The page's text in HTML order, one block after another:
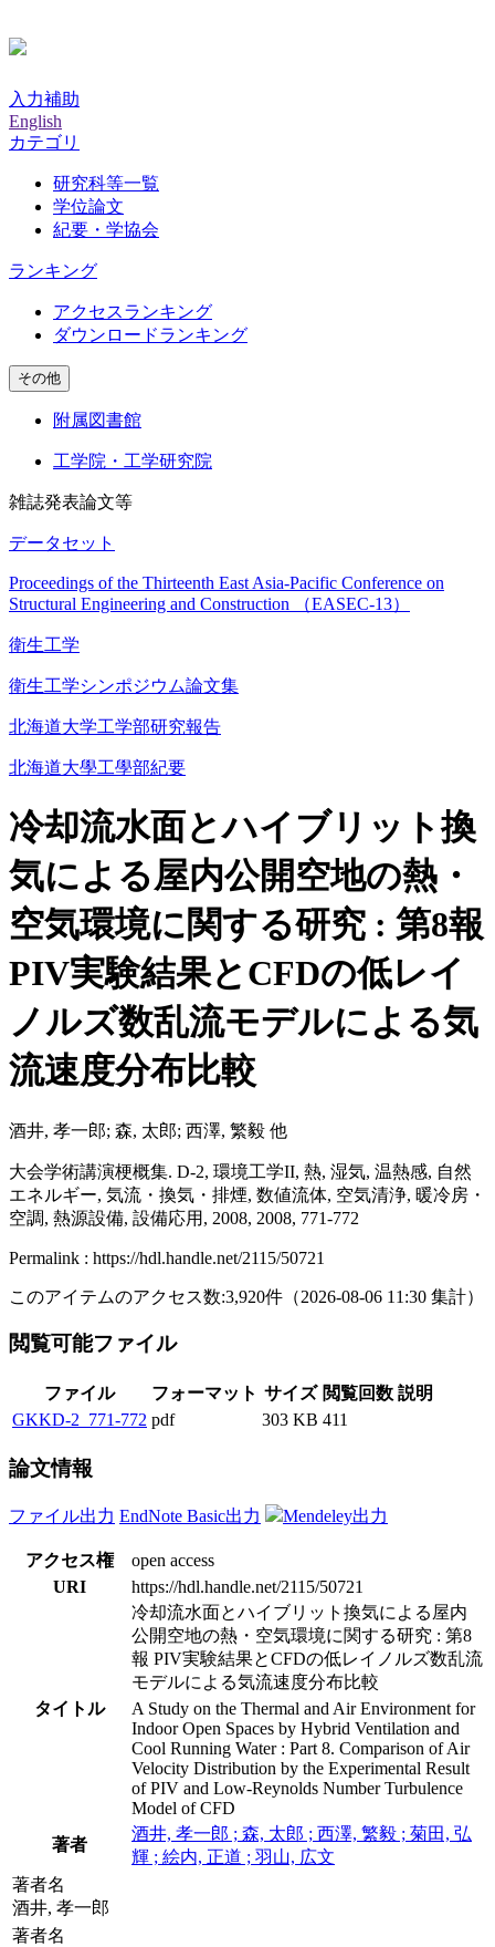
入力補助
English
カテゴリ
研究科等一覧
学位論文
紀要・学協会
ランキング
アクセスランキング
ダウンロードランキング
その他
附属図書館
工学院・工学研究院
雑誌発表論文等
データセット
Proceedings of the Thirteenth East Asia-Pacific Conference on
Structural Engineering and Construction （EASEC-13）
衛生工学
衛生工学シンポジウム論文集
北海道大学工学部研究報告
北海道大學工學部紀要
冷却流水面とハイブリット換
気による屋内公開空地の熱・
空気環境に関する研究 : 第8報
PIV実験結果とCFDの低レイ
ノルズ数乱流モデルによる気
流速度分布比較
酒井, 孝一郎; 森, 太郎; 西澤, 繁毅 他
大会学術講演梗概集. D-2, 環境工学II, 熱, 湿気, 温熱感, 自然
エネルギー, 気流・換気・排煙, 数値流体, 空気清浄, 暖冷房・
空調, 熱源設備, 設備応用, 2008, 2008, 771-772
Permalink : https://hdl.handle.net/2115/50721
このアイテムのアクセス数:3,920件 （2026-08-06 11:30 集計）
閲覧可能ファイル
ファイル フォーマット サイズ 閲覧回数 説明
GKKD-2_771-772 pdf 303 KB 411
論文情報
ファイル出力 EndNote Basic出力 Mendeley出力
アクセス権
open access
URI
https://hdl.handle.net/2115/50721
タイトル
冷却流水面とハイブリット換気による屋内
公開空地の熱・空気環境に関する研究 : 第8
報 PIV実験結果とCFDの低レイノルズ数乱流
モデルによる気流速度分布比較
A Study on the Thermal and Air Environment for
Indoor Open Spaces by Hybrid Ventilation and
Cool Running Water : Part 8. Comparison of Air
Velocity Distribution by the Experimental Result
of PIV and Low-Reynolds Number Turbulence
Model of CFD
著者
酒井, 孝一郎 ; 森, 太郎 ; 西澤, 繁毅 ; 菊田, 弘
輝 ; 絵内, 正道 ; 羽山, 広文
著者名
酒井, 孝一郎
著者名